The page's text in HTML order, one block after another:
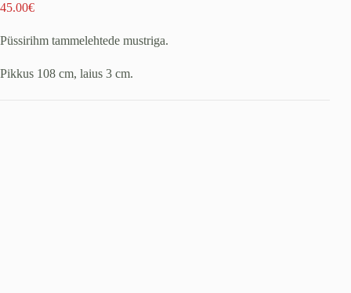
45.00€
Püssirihm tammelehtede mustriga.
Pikkus 108 cm, laius 3 cm.